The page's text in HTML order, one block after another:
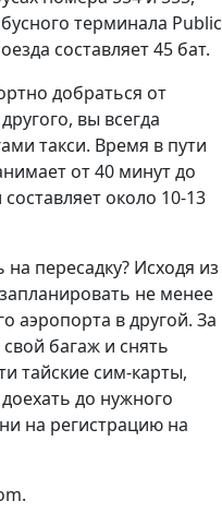
терминала Public
составляет 45 бат.
добраться от
вы всегда
такси. Время в пути
от 40 минут до
около 10-13
пересадку? Исходя из
не менее
аэропорта в другой. За
багаж и снять
тайские сим-карты,
до нужного
на регистрацию на